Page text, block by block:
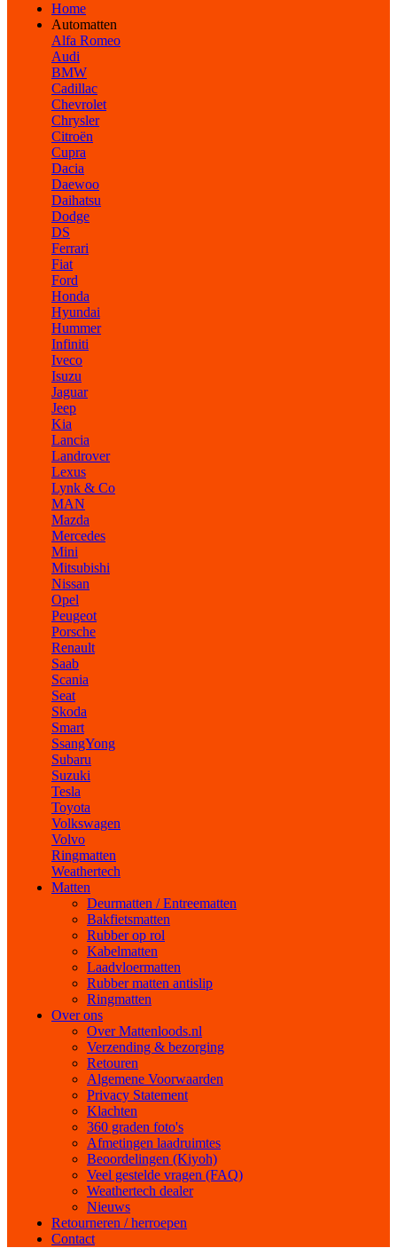
Home
Automatten
Alfa Romeo
Audi
BMW
Cadillac
Chevrolet
Chrysler
Citroën
Cupra
Dacia
Daewoo
Daihatsu
Dodge
DS
Ferrari
Fiat
Ford
Honda
Hyundai
Hummer
Infiniti
Iveco
Isuzu
Jaguar
Jeep
Kia
Lancia
Landrover
Lexus
Lynk & Co
MAN
Mazda
Mercedes
Mini
Mitsubishi
Nissan
Opel
Peugeot
Porsche
Renault
Saab
Scania
Seat
Skoda
Smart
SsangYong
Subaru
Suzuki
Tesla
Toyota
Volkswagen
Volvo
Ringmatten
Weathertech
Matten
Deurmatten / Entreematten
Bakfietsmatten
Rubber op rol
Kabelmatten
Laadvloermatten
Rubber matten antislip
Ringmatten
Over ons
Over Mattenloods.nl
Verzending & bezorging
Retouren
Algemene Voorwaarden
Privacy Statement
Klachten
360 graden foto's
Afmetingen laadruimtes
Beoordelingen (Kiyoh)
Veel gestelde vragen (FAQ)
Weathertech dealer
Nieuws
Retourneren / herroepen
Contact